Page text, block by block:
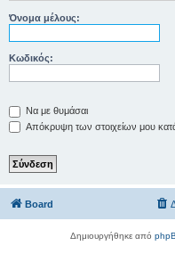
Όνομα μέλους:
Κωδικός:
Να με θυμάσαι
Απόκρυψη των στοιχείων μου
Board
Δημιουργήθηκε από